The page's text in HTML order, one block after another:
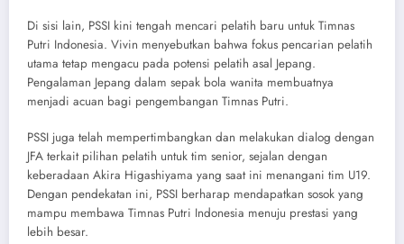
Di sisi lain, PSSI kini tengah mencari pelatih baru untuk Timnas
Putri Indonesia. Vivin menyebutkan bahwa fokus pencarian pelatih
utama tetap mengacu pada potensi pelatih asal Jepang.
Pengalaman Jepang dalam sepak bola wanita membuatnya
menjadi acuan bagi pengembangan Timnas Putri.
PSSI juga telah mempertimbangkan dan melakukan dialog dengan
JFA terkait pilihan pelatih untuk tim senior, sejalan dengan
keberadaan Akira Higashiyama yang saat ini menangani tim U19.
Dengan pendekatan ini, PSSI berharap mendapatkan sosok yang
mampu membawa Timnas Putri Indonesia menuju prestasi yang
lebih besar.